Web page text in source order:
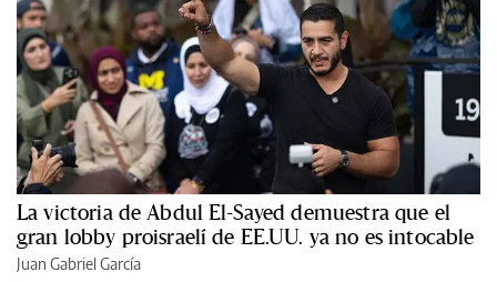
La victoria de Abdul El-Sayed demuestra que el
gran lobby proisraelí de EE.UU. ya no es intocable
Juan Gabriel García